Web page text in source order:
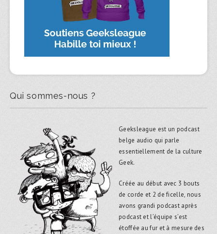
Qui sommes-nous ?
Geeksleague est un podcast
belge audio qui parle
essentiellement de la culture
Geek.
Créée au début avec 3 bouts
de corde et 2 de ficelle, nous
avons grandi podcast après
podcast et l’équipe s’est
étoffée au fur et à mesure des